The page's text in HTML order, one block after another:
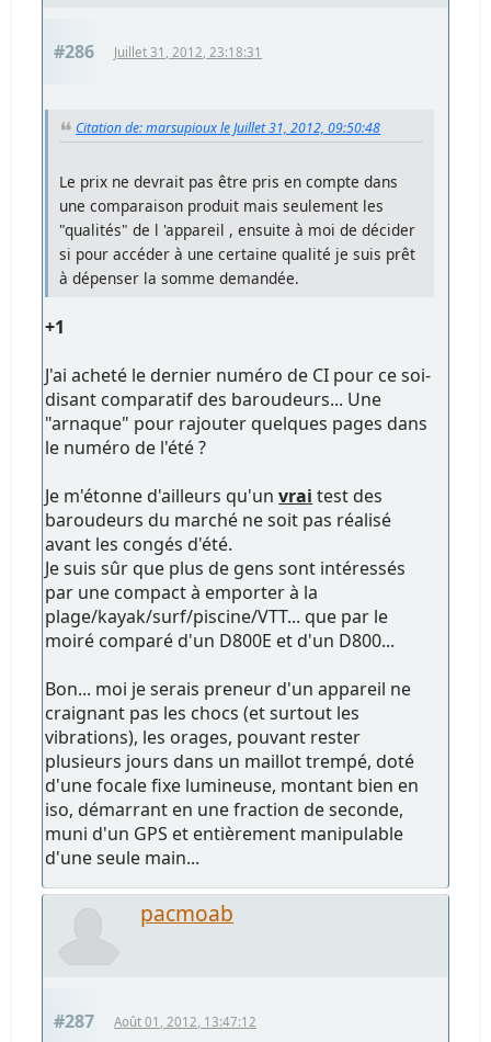
#286 Juillet 31, 2012, 23:18:31
Citation de: marsupioux le Juillet 31, 2012, 09:50:48
Le prix ne devrait pas être pris en compte dans
une comparaison produit mais seulement les
"qualités" de l 'appareil , ensuite à moi de décider
si pour accéder à une certaine qualité je suis prêt
à dépenser la somme demandée.
+1
J'ai acheté le dernier numéro de CI pour ce soi-
disant comparatif des baroudeurs... Une
"arnaque" pour rajouter quelques pages dans
le numéro de l'été ?
Je m'étonne d'ailleurs qu'unvrai test des
baroudeurs du marché ne soit pas réalisé
avant les congés d'été.
Je suis sûr que plus de gens sont intéressés
par une compact à emporter à la
plage/kayak/surf/piscine/VTT... que par le
moiré comparé d'un D800E et d'un D800...
Bon... moi je serais preneur d'un appareil ne
craignant pas les chocs (et surtout les
vibrations), les orages, pouvant rester
plusieurs jours dans un maillot trempé, doté
d'une focale fixe lumineuse, montant bien en
iso, démarrant en une fraction de seconde,
muni d'un GPS et entièrement manipulable
d'une seule main...
pacmoab
#287 Août 01, 2012, 13:47:12